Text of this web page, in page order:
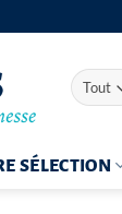
SÉLECTION